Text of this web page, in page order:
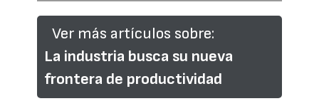
Ver más artículos sobre:
La industria busca su nueva
frontera de productividad